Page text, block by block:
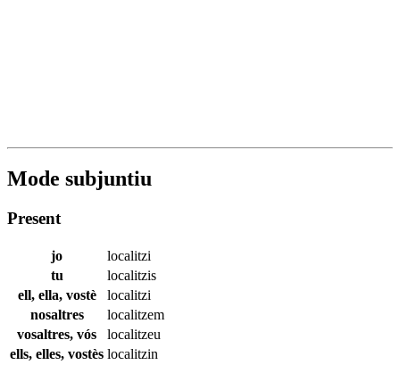
Mode subjuntiu
Present
jo
localitzi
tu
localitzis
ell, ella, vostè
localitzi
nosaltres
localitzem
vosaltres, vós
localitzeu
ells, elles, vostès localitzin